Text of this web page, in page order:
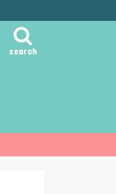
search